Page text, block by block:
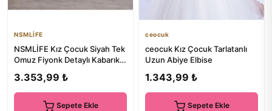
NSMLİFE
NSMLİFE Kız Çocuk Siyah Tek
Omuz Fiyonk Detaylı Kabarık
3.353,99 ₺
Sepete Ekle
ceocuk
ceocuk Kız Çocuk Tarlatanlı
Uzun Abiye Elbise
1.343,99 ₺
Sepete Ekle